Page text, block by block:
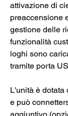
attivazione di
preaccensione
gestione delle
funzionalità
loghi sono
tramite porta
L'unità è dotata
e può